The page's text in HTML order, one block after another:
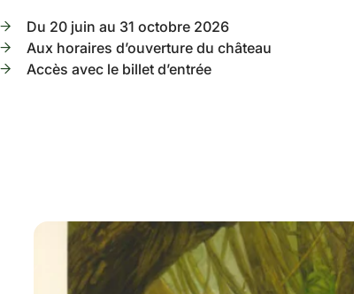
Du 20 juin au 31 octobre 2026
Aux horaires d’ouverture du château
Accès avec le billet d’entrée